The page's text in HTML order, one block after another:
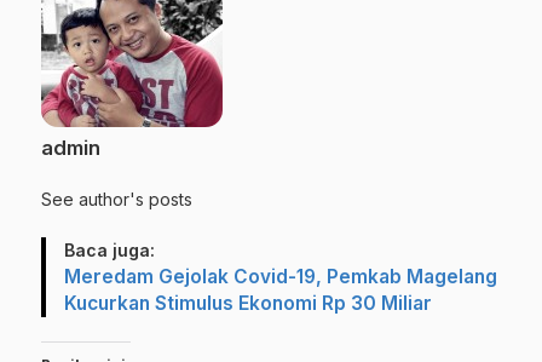
admin
See author's posts
Baca juga:
Meredam Gejolak Covid-19, Pemkab Magelang
Kucurkan Stimulus Ekonomi Rp 30 Miliar